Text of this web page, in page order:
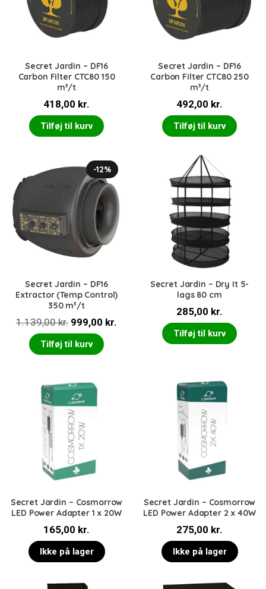
Secret Jardin – DF16
Carbon Filter CTC80 150
m³/t
418,00 kr.
Tilføj til kurv
Secret Jardin – DF16
Carbon Filter CTC80 250
m³/t
492,00 kr.
Tilføj til kurv
-12%
Secret Jardin – DF16
Extractor (Temp Control)
350 m³/t
1.139,00kr. Den
oprindelige
pris
1.139,00 kr..
999,00 kr.
Tilføj til kurv
Secret Jardin – Dry It 5-
lags 80 cm
285,00 kr.
Tilføj til kurv
Secret Jardin – Cosmorrow
LED Power Adapter 1 x 20W
165,00 kr.
Ikke på lager
Secret Jardin – Cosmorrow
LED Power Adapter 2 x 40W
275,00 kr.
Ikke på lager